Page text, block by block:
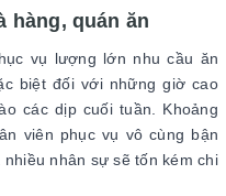
hàng, quán ăn
vụ lượng lớn nhu cầu ăn
biệt đối với những giờ cao
các dịp cuối tuần. Khoảng
viên phục vụ vô cùng bận
nhân sự sẽ tốn kém chi